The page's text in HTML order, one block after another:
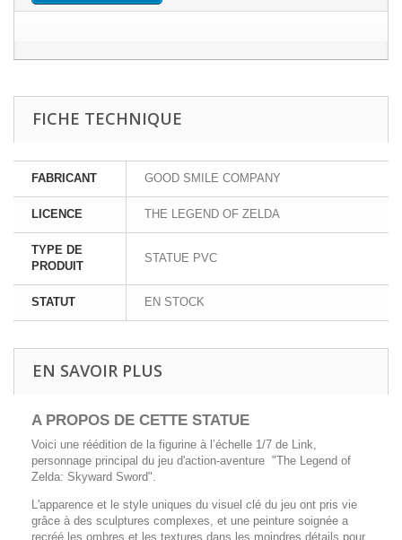
FICHE TECHNIQUE
FABRICANT GOOD SMILE COMPANY
LICENCE THE LEGEND OF ZELDA
TYPE DE
PRODUIT
STATUE PVC
STATUT EN STOCK
EN SAVOIR PLUS
A PROPOS DE CETTE STATUE
Voici une réédition de la figurine à l’échelle 1/7 de Link,
personnage principal du jeu d'action-aventure "The Legend of
Zelda: Skyward Sword".
L'apparence et le style uniques du visuel clé du jeu ont pris vie
grâce à des sculptures complexes, et une peinture soignée a
recréé les ombres et les textures dans les moindres détails pour